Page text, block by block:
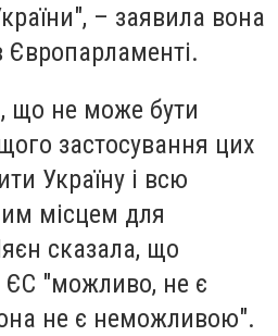
– заявила вона
Європарламенті.
що не може бути
застосування цих
Україну і всю
місцем для
сказала, що
ЄС "можливо, не є
не є неможливою".